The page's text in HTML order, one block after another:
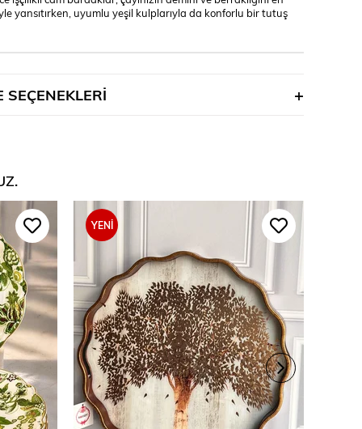
yansıtırken, uyumlu yeşil kulplarıyla da konforlu bir tutuş
SEÇENEKLERI
YENI